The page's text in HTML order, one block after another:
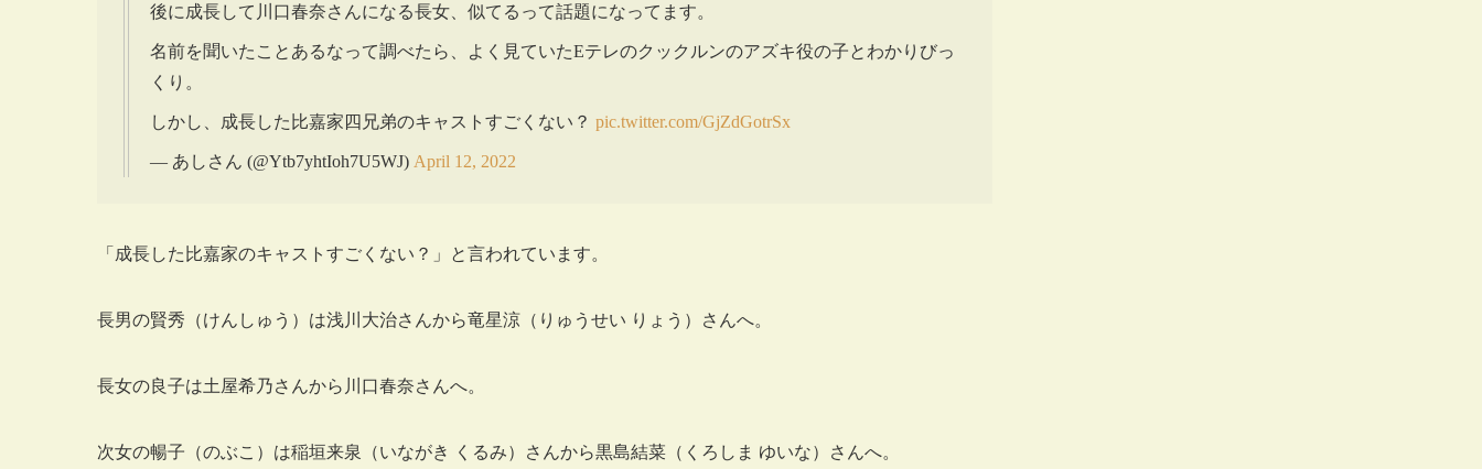
後に成長して川口春奈さんになる長女、似てるって話題になってます。
名前を聞いたことあるなって調べたら、よく見ていたEテレのクックルンのアズキ役の子とわかりびっ
くり。
しかし、成長した比嘉家四兄弟のキャストすごくない？ pic.twitter.com/GjZdGotrSx
— あしさん (@Ytb7yhtIoh7U5WJ) April 12, 2022
「成長した比嘉家のキャストすごくない？」と言われています。
長男の賢秀（けんしゅう）は浅川大治さんから竜星涼（りゅうせい りょう）さんへ。
長女の良子は土屋希乃さんから川口春奈さんへ。
次女の暢子（のぶこ）は稲垣来泉（いながき くるみ）さんから黒島結菜（くろしま ゆいな）さんへ。